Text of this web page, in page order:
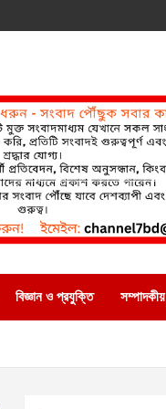
বিজ্ঞান ও প্রযুক্তি সম্পাদকীয়